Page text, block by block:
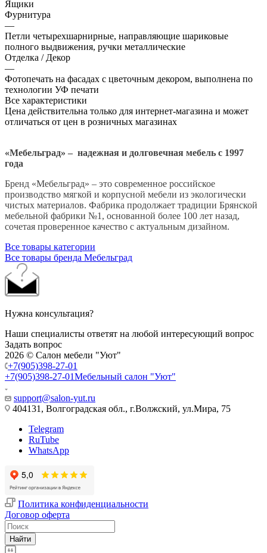
Ящики
Фурнитура
—
Петли четырехшарнирные, направляющие шариковые
полного выдвижения, ручки металлические
Отделка / Декор
—
Фотопечать на фасадах с цветочным декором, выполнена по
технологии УФ печати
Все характеристики
Цена действительна только для интернет-магазина и может
отличаться от цен в розничных магазинах
«Мебельград» – надежная и долговечная мебель с 1997
года
Бренд «Мебельград» – это современное российское
производство мягкой и корпусной мебели из экологически
чистых материалов. Фабрика продолжает традиции Брянской
мебельной фабрики №1, основанной более 100 лет назад,
сочетая проверенное качество с актуальным дизайном.
Все товары категории
Все товары бренда Мебельград
Нужна консультация?
Наши специалисты ответят на любой интересующий вопрос
Задать вопрос
2026 © Салон мебели "Уют"
+7(905)398-27-01
+7(905)398-27-01Мебельный салон "Уют"
support@salon-yut.ru
404131, Волгоградская обл., г.Волжский, ул.Мира, 75
Telegram
RuTube
WhatsApp
Политика конфиденциальности
Договор оферта
Найти